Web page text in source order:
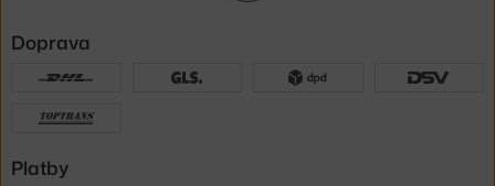
Doprava
Platby